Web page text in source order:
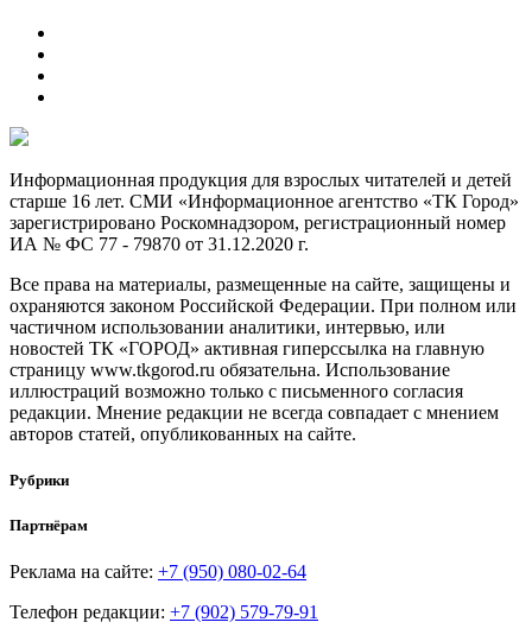
Информационная продукция для взрослых читателей и детей
старше 16 лет. СМИ «Информационное агентство «ТК Город»
зарегистрировано Роскомнадзором, регистрационный номер
ИА № ФС 77 - 79870 от 31.12.2020 г.
Все права на материалы, размещенные на сайте, защищены и
охраняются законом Российской Федерации. При полном или
частичном использовании аналитики, интервью, или
новостей ТК «ГОРОД» активная гиперссылка на главную
страницу www.tkgorod.ru обязательна. Использование
иллюстраций возможно только с письменного согласия
редакции. Мнение редакции не всегда совпадает с мнением
авторов статей, опубликованных на сайте.
Рубрики
Партнёрам
Реклама на сайте: +7 (950) 080-02-64
Телефон редакции: +7 (902) 579-79-91